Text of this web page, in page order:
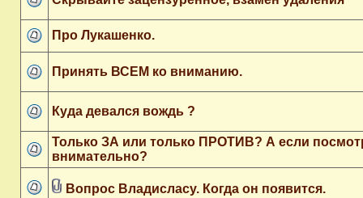
Про Лукашенко.
Принять ВСЕМ ко вниманию.
Куда девался вождь ?
Только ЗА или только ПРОТИВ? А если
внимательно?
Вопрос Владисласу. Когда он появится.